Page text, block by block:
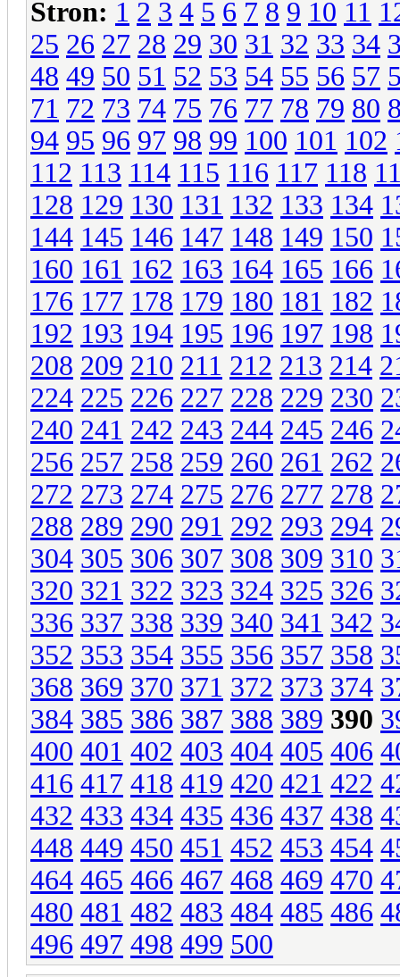
Stron: 1 2 3 4 5 6 7 8 9 10 11
25 26 27 28 29 30 31 32 33 34
48 49 50 51 52 53 54 55 56 57
71 72 73 74 75 76 77 78 79 80
94 95 96 97 98 99 100 101 102
112 113 114 115 116 117 118
128 129 130 131 132 133 134
144 145 146 147 148 149 150
160 161 162 163 164 165 166
176 177 178 179 180 181 182
192 193 194 195 196 197 198
208 209 210 211 212 213 214
224 225 226 227 228 229 230
240 241 242 243 244 245 246
256 257 258 259 260 261 262
272 273 274 275 276 277 278
288 289 290 291 292 293 294
304 305 306 307 308 309 310
320 321 322 323 324 325 326
336 337 338 339 340 341 342
352 353 354 355 356 357 358
368 369 370 371 372 373 374
384 385 386 387 388 389 390
400 401 402 403 404 405 406
416 417 418 419 420 421 422
432 433 434 435 436 437 438
448 449 450 451 452 453 454
464 465 466 467 468 469 470
480 481 482 483 484 485 486
496 497 498 499 500